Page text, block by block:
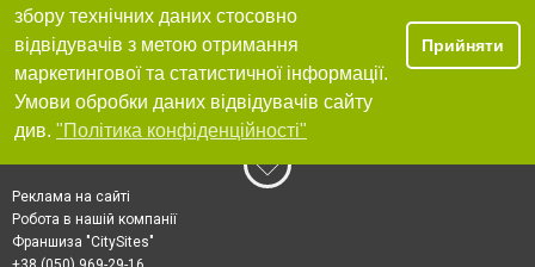
збору технічних даних стосовно
відвідувачів з метою отримання
маркетингової та статистичної інформації.
Умови обробки даних відвідувачів сайту
див. "Політика конфіденційності"
Прийняти
Реклама на сайті
Робота в нашій компанії
Франшиза "CitySites"